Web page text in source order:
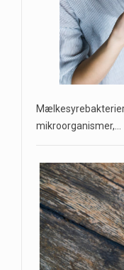
mikroorganismer,…